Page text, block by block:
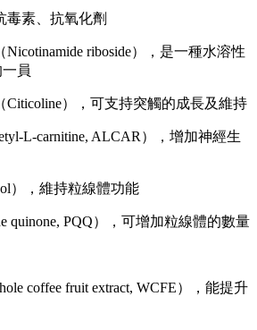
毒素、抗氧化劑
riboside），是一種水溶性
員
Citicoline），可支持突觸的成長及維持
L-carnitine, ALCAR），增加神經生
），維持粒線體功能
quinone, PQQ），可增加粒線體的數量
coffee fruit extract, WCFE），能提升